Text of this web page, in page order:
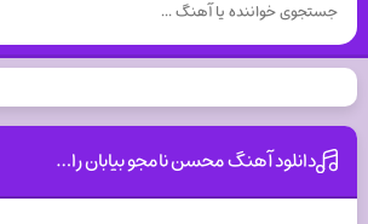
دانلود آهنگ محسن نامجو بیابان را…